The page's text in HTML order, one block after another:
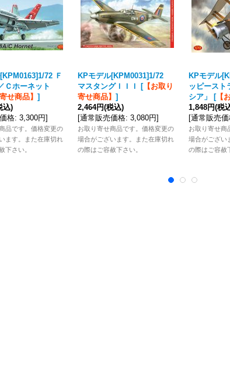
72 Ｆ
Ｃホーネット
せ商品】 ]
込)
格: 3,300円]
品です。価格変更の
ます。また在庫切れ
下さい。
KPモデル[KPM0031]1/72
マスタングＩＩＩ
[【お取り
寄せ商品】 ]
2,464円(税込)
[通常販売価格: 3,080円]
お取り寄せ商品です。価格変更の
場合がございます。また在庫切れ
の際はご容赦下さい。
KPモデル
ッピースト
シア」
[【
1,848円(税
[通常販売
お取り寄せ商
場合がござい
の際はご容赦